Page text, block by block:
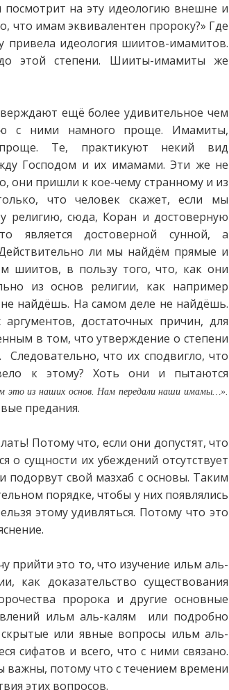
посмотрит на эту идеологию внешне и
что имам эквивалентен пророку?» Где
привела идеология шиитов-имамитов.
этой степени. Шииты-имамиты же
ещё более удивительное чем
с ними намного проще. Имамиты,
Те, практикуют некий вид
Господом и их имамами. Эти же не
они пришли к кое-чему странному и из
что человек скажет, если мы
религию, сюда, Коран и достоверную
является достоверной сунной, а
ли мы найдём прямые и
шиитов, в пользу того, что, как они
из основ религии, как например
найдёшь. На самом деле не найдёшь.
достаточных причин, для
в том, что утверждение о степени
что их сподвигло, что
к этому? Хоть они и пытаются
это из наших основ. Нам передали наши имамы…».
предания.
Потому что, если они допустят, что
о сущности их убеждений отсутствует
подорвут свой мазхаб с основы. Таким
порядке, чтобы у них появлялись
этому удивляться. Потому что это
прийти это то, что изучение ильм аль-
как доказательство существования
пророка и другие основные
ильм аль-калям или подробно
или явные вопросы ильм аль-
сифатов и всего, что с ними связано.
важны, потому что с течением времени
этих вопросов.